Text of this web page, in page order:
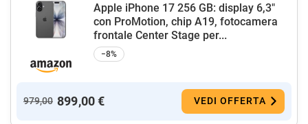
Apple iPhone 17 256 GB: display 6,3"
con ProMotion, chip A19, fotocamera
frontale Center Stage per...
−8%
979,00 899,00 € VEDI OFFERTA